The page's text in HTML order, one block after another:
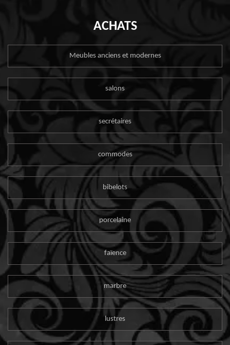
ACHATS
Meubles anciens et modernes
salons
secrétaires
commodes
bibelots
porcelaine
faïence
marbre
lustres